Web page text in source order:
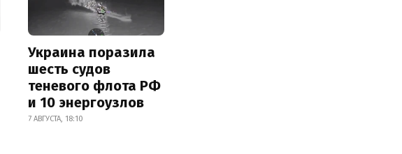
Украина поразила
шесть судов
теневого флота РФ
и 10 энергоузлов
7 АВГУСТА, 18:10